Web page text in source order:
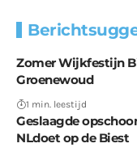
Zomer Wijkfestijn
Groenewoud
1 min. leestijd
Geslaagde
NLdoet op de Biest